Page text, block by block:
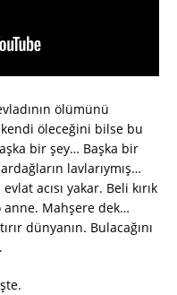
ölümünü
öleceğini bilse bu
bir şey… Başka bir
lavlarıymış…
acısı yakar. Beli kırık
anne. Mahşere dek…
dünyanın. Bulacağını